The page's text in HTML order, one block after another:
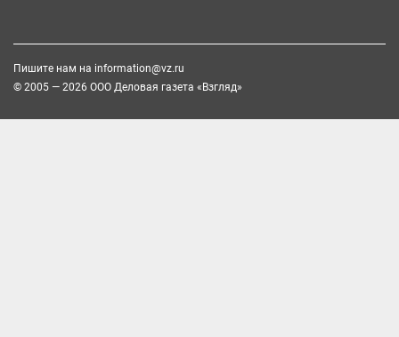
Пишите нам на information@vz.ru
© 2005 — 2026 ООО Деловая газета «Взгляд»